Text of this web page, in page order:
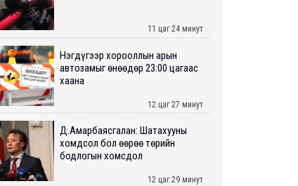
11 цаг 24 минут
Нэгдүгээр хорооллын арын
автозамыг өнөөдөр 23:00 цагаас
хаана
12 цаг 27 минут
Д.Амарбаясгалан: Шатахууны
хомдсол бол өөрөө төрийн
бодлогын хомсдол
12 цаг 29 минут